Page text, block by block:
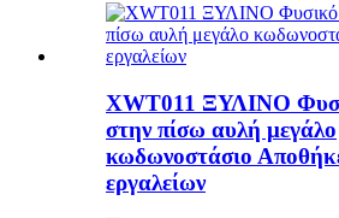
XWT011 ΞΥΛΙΝΟ
στην πίσω αυλή μεγάλο
κωδωνοστάσιο
εργαλείων